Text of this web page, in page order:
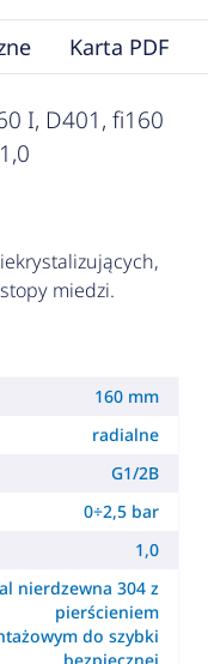
Karta PDF
I, D401, fi160
miedzi.
160 mm
radialne
G1/2B
0÷2,5 bar
1,0
nierdzewna 304 z
pierścieniem
do szybki